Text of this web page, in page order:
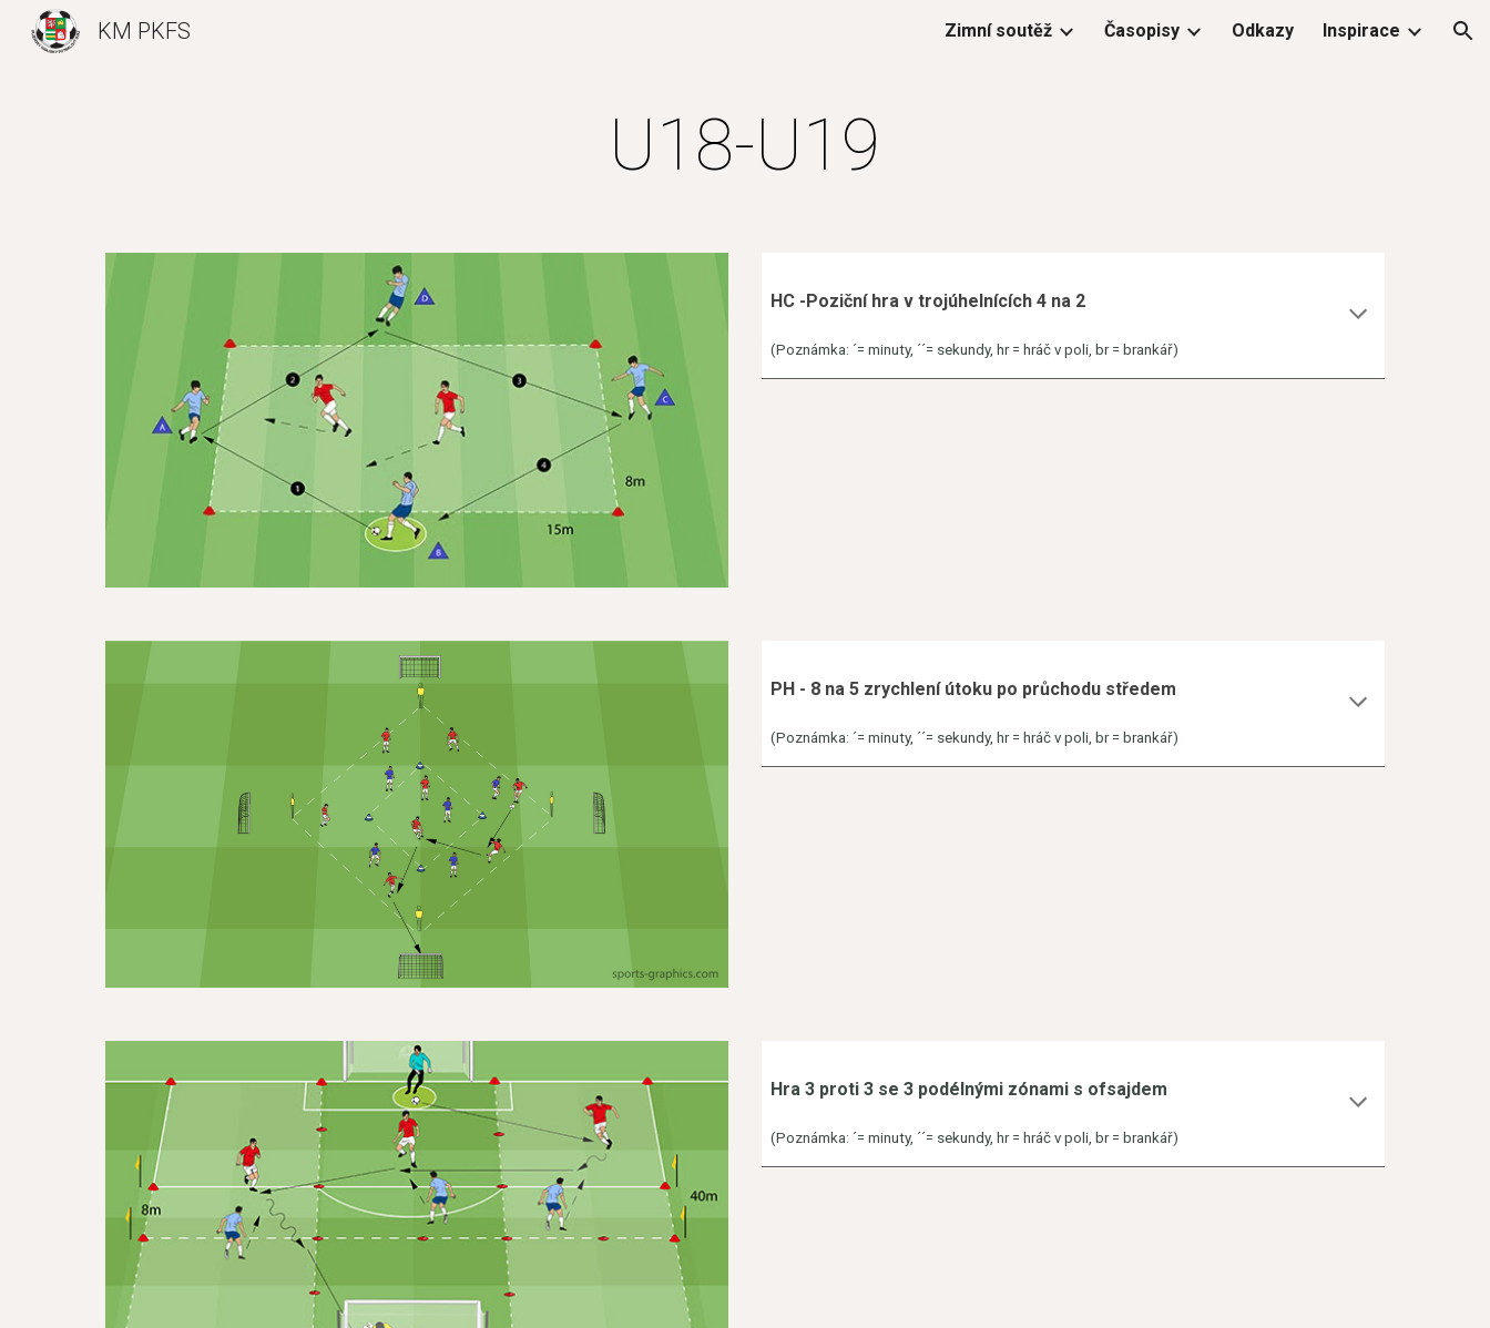
Skip to navigation
KM PKFS Zimní soutěž Časopisy Odkazy Inspirace
U1 8-U1 9
HC -Poziční hra v trojúhelnících 4 na 2
(Poznámka: ´= minuty, ´´= sekundy, hr = hráč v poli, br = brankář)
PH - 8 na 5 zrychlení útoku po průchodu středem
(Poznámka: ´= minuty, ´´= sekundy, hr = hráč v poli, br = brankář)
Hra 3 proti 3 se 3 podélnými zónami s ofsajdem
(Poznámka: ´= minuty, ´´= sekundy, hr = hráč v poli, br = brankář)